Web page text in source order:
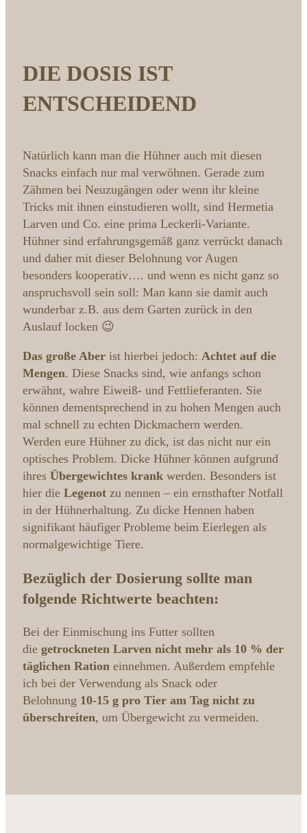
DIE DOSIS IST
ENTSCHEIDEND
Natürlich kann man die Hühner auch mit diesen
Snacks einfach nur mal verwöhnen. Gerade zum
Zähmen bei Neuzugängen oder wenn ihr kleine
Tricks mit ihnen einstudieren wollt, sind Hermetia
Larven und Co. eine prima Leckerli-Variante.
Hühner sind erfahrungsgemäß ganz verrückt danach
und daher mit dieser Belohnung vor Augen
besonders kooperativ…. und wenn es nicht ganz so
anspruchsvoll sein soll: Man kann sie damit auch
wunderbar z.B. aus dem Garten zurück in den
Auslauf locken 😉
Das große Aber ist hierbei jedoch: Achtet auf die
Mengen. Diese Snacks sind, wie anfangs schon
erwähnt, wahre Eiweiß- und Fettlieferanten. Sie
können dementsprechend in zu hohen Mengen auch
mal schnell zu echten Dickmachern werden.
Werden eure Hühner zu dick, ist das nicht nur ein
optisches Problem. Dicke Hühner können aufgrund
ihres Übergewichtes krank werden. Besonders ist
hier die Legenot zu nennen – ein ernsthafter Notfall
in der Hühnerhaltung. Zu dicke Hennen haben
signifikant häufiger Probleme beim Eierlegen als
normalgewichtige Tiere.
Bezüglich der Dosierung sollte man
folgende Richtwerte beachten:
Bei der Einmischung ins Futter sollten
die getrockneten Larven nicht mehr als 10 % der
täglichen Ration einnehmen. Außerdem empfehle
ich bei der Verwendung als Snack oder
Belohnung 10-15 g pro Tier am Tag nicht zu
überschreiten, um Übergewicht zu vermeiden.